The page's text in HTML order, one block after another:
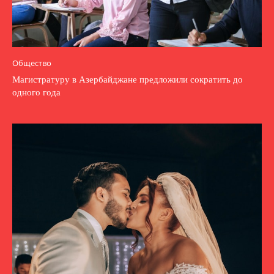
Общество
Магистратуру в Азербайджане предложили сократить до
одного года